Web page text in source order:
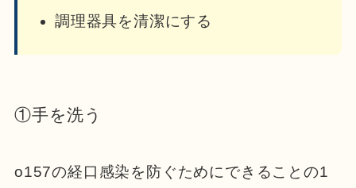
調理器具を清潔にする
①手を洗う
o157の経口感染を防ぐためにできることの1